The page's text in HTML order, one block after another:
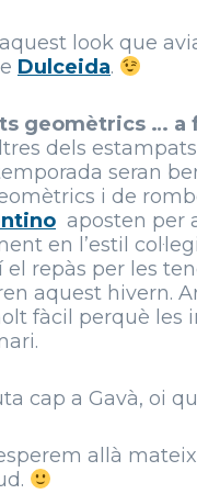
look que
Dulceida.
geomètrics … a
dels
seran
i de
aposten per
en l’estil
el repàs per les
aquest hivern.
fàcil perquè les
cap a Gavà, oi
allà